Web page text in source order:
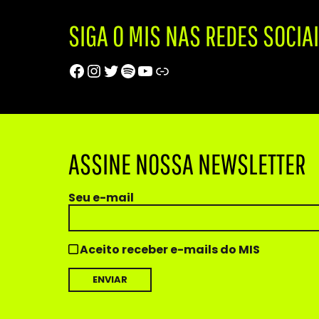
SIGA O MIS NAS REDES
Facebook
Instagram
Twitter
Spotify
Youtube
Trip Advisor
ASSINE NOSSA NEWSLETTER
Seu e-mail
Aceito receber e-mails do MIS